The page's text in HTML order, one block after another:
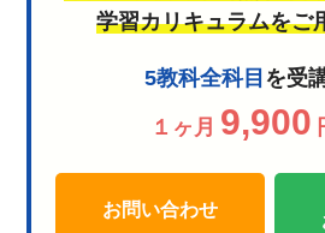
学習カリキュラムをご
5教科全科目 を受
１ヶ月 9,900
お問い合わせ